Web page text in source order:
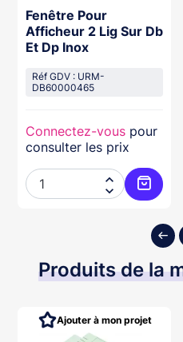
au panier
Fenêtre Pour
Afficheur 2 Lig Sur Db
Et Dp Inox
Réf GDV : URM-
DB60000465
Connectez-vous pour
consulter les prix


Produits de la
Ajouter à mon projet